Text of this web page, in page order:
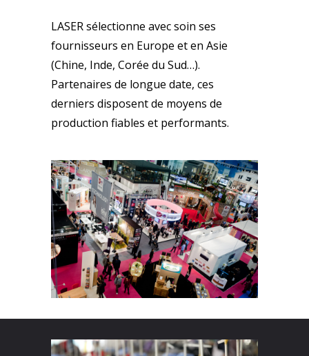
LASER sélectionne avec soin ses
fournisseurs en Europe et en Asie
(Chine, Inde, Corée du Sud…).
Partenaires de longue date, ces
derniers disposent de moyens de
production fiables et performants.